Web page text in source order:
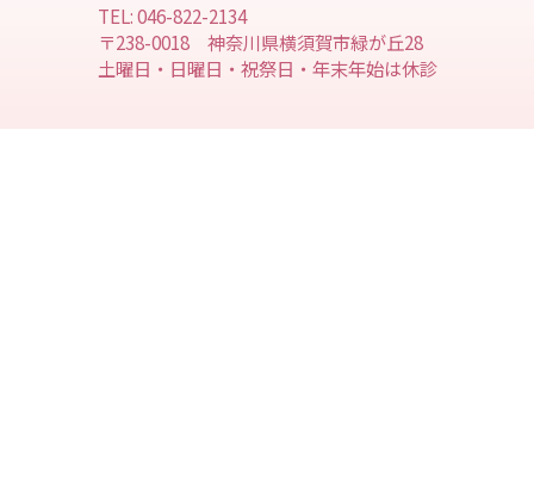
TEL: 046-822-2134
〒238-0018 神奈川県横須賀市緑が丘28
土曜日・日曜日・祝祭日・年末年始は休診